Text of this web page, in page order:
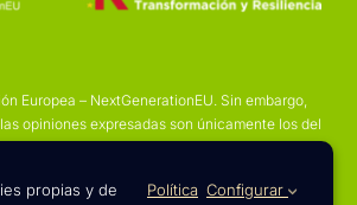
Europea – NextGenerationEU. Sin embargo,
opiniones expresadas son únicamente los del
necesariamente los de la Unión Europea
responsables de las mismas
propias y de
Política Configurar